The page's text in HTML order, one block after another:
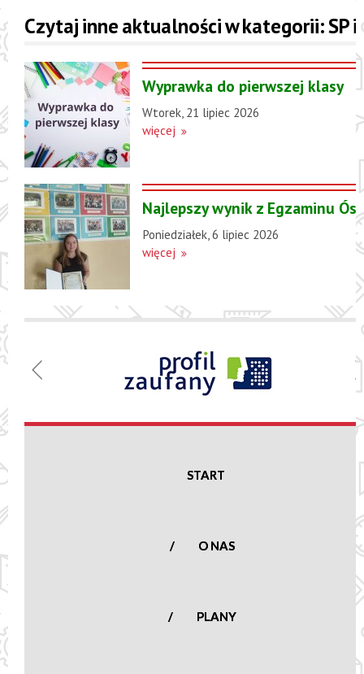
Czytaj inne aktualności w kategorii: SP
Wyprawka do pierwszej klasy
Wtorek, 21 lipiec 2026
więcej
Najlepszy wynik z Egzaminu
Poniedziałek, 6 lipiec 2026
więcej
(46) 861 23
START
O NAS
PLANY